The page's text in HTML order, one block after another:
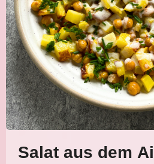
Salat aus dem